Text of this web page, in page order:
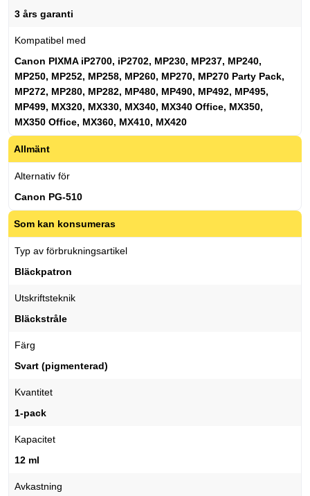
3 års garanti
Kompatibel med
Canon PIXMA iP2700, iP2702, MP230, MP237, MP240,
MP250, MP252, MP258, MP260, MP270, MP270 Party Pack,
MP272, MP280, MP282, MP480, MP490, MP492, MP495,
MP499, MX320, MX330, MX340, MX340 Office, MX350,
MX350 Office, MX360, MX410, MX420
Allmänt
Alternativ för
Canon PG-510
Som kan konsumeras
Typ av förbrukningsartikel
Bläckpatron
Utskriftsteknik
Bläckstråle
Färg
Svart (pigmenterad)
Kvantitet
1-pack
Kapacitet
12 ml
Avkastning